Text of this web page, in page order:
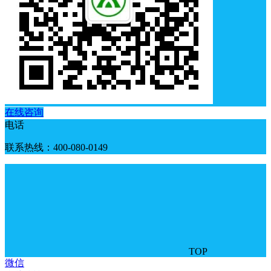
在线咨询
电话
联系热线：400-080-0149
TOP
微信